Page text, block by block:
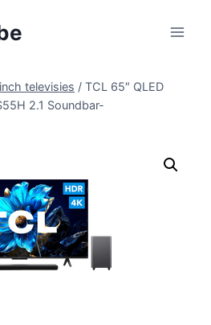
televisies / TCL 65″ QLED
2.1 Soundbar-